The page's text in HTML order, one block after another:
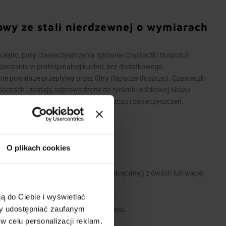
O plikach cookies
do Ciebie i wyświetlać
udostępniać zaufanym
celu personalizacji reklam.
ze stali nierdzewnej o wymiarach
parę i zanieczyszczenia (głównie cząsteczki tłuszczu)
w profesjonalnej kuchni, bez dodatkowego
powietrze przepływa przez filtry (łapacze tłuszczu). Cząsteczki
i zostają odprowadzone do rynienki ociekowej okapu
umożliwia spuszczenie tłuszczu i zanieczyszczeń.
wykonane są w wersji łączonej (skręcanej) z dwóch lub więcej
i zawiesi umożliwiających montaż.
dodatkowe wyposażenie okapu.